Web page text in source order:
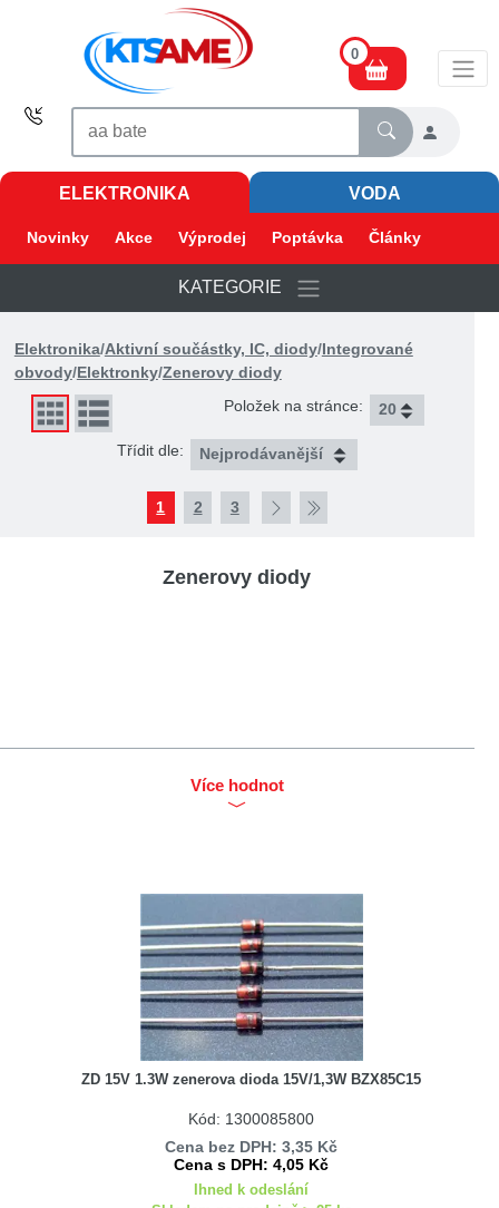
0
ELEKTRONIKA VODA
Novinky Akce Výprodej Poptávka Články
KATEGORIE
Elektronika/Aktivní součástky, IC, diody/Integrované
obvody/Elektronky/Zenerovy diody
Položek na stránce:
Třídit dle:
1 2 3
Zenerovy diody
Více hodnot
ZD 15V 1.3W zenerova dioda 15V/1,3W BZX85C15
Kód: 1300085800
Cena bez DPH: 3,35 Kč
Cena s DPH: 4,05 Kč
Ihned k odeslání